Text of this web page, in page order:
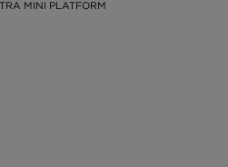
MINI PLATFORM